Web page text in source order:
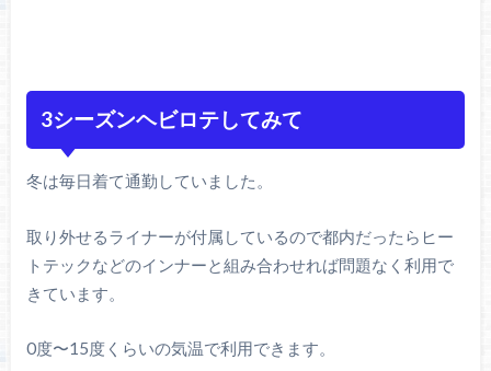
3シーズンヘビロテしてみて
冬は毎日着て通勤していました。
取り外せるライナーが付属しているので都内だったらヒー
トテックなどのインナーと組み合わせれば問題なく利用で
きています。
0度〜15度くらいの気温で利用できます。